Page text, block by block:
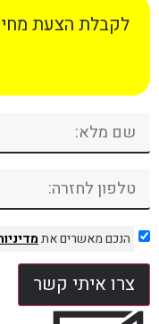
לקבלת הצעת
הנכם מאשרים את
צרו איתי קשר